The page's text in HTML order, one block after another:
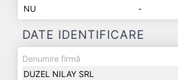
NU
-
DATE IDENTIFICARE
Denumire firmă
DUZEL NILAY SRL